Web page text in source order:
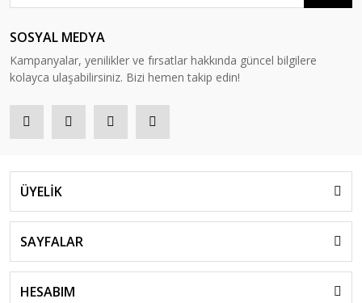
SOSYAL MEDYA
Kampanyalar, yenilikler ve fırsatlar hakkında güncel bilgilere
kolayca ulaşabilirsiniz. Bizi hemen takip edin!
ÜYELİK
SAYFALAR
HESABIM